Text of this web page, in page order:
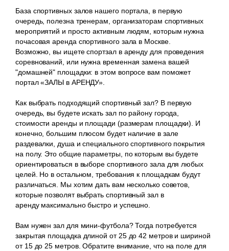
База спортивных залов нашего портала, в первую
очередь, полезна тренерам, организаторам спортивных
мероприятий и просто активным людям, которым нужна
почасовая аренда спортивного зала в Москве.
Возможно, вы ищете спортзал в аренду для проведения
соревнований, или нужна временная замена вашей
"домашней" площадки: в этом вопросе вам поможет
портал «ЗАЛЫ в АРЕНДУ».
Как выбрать подходящий спортивный зал? В первую
очередь, вы будете искать зал по району города,
стоимости аренды и площади (размерам площадки). И
конечно, большим плюсом будет наличие в зале
раздевалки, душа и специального спортивного покрытия
на полу. Это общие параметры, по которым вы будете
ориентироваться в выборе спортивного зала для любых
целей. Но в остальном, требования к площадкам будут
различаться. Мы хотим дать вам несколько советов,
которые позволят выбрать спортивный зал в
аренду максимально быстро и успешно.
Вам нужен зал для мини-футбола? Тогда потребуется
закрытая площадка длиной от 25 до 42 метров и шириной
от 15 до 25 метров. Обратите внимание, что на поле для